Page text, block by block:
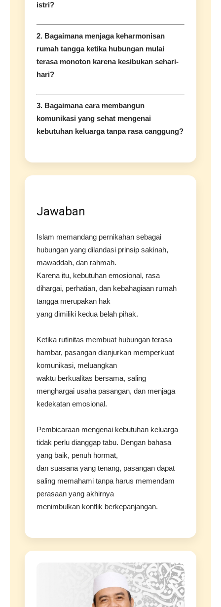
istri?
2. Bagaimana menjaga keharmonisan
rumah tangga ketika hubungan mulai
terasa monoton karena kesibukan sehari-
hari?
3. Bagaimana cara membangun
komunikasi yang sehat mengenai
kebutuhan keluarga tanpa rasa canggung?
Jawaban
Islam memandang pernikahan sebagai
hubungan yang dilandasi prinsip sakinah,
mawaddah, dan rahmah.
Karena itu, kebutuhan emosional, rasa
dihargai, perhatian, dan kebahagiaan rumah
tangga merupakan hak
yang dimiliki kedua belah pihak.
Ketika rutinitas membuat hubungan terasa
hambar, pasangan dianjurkan memperkuat
komunikasi, meluangkan
waktu berkualitas bersama, saling
menghargai usaha pasangan, dan menjaga
kedekatan emosional.
Pembicaraan mengenai kebutuhan keluarga
tidak perlu dianggap tabu. Dengan bahasa
yang baik, penuh hormat,
dan suasana yang tenang, pasangan dapat
saling memahami tanpa harus memendam
perasaan yang akhirnya
menimbulkan konflik berkepanjangan.